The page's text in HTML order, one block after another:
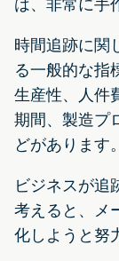
は、非常に手
時間追跡に関
る一般的な指
生産性、人件
期間、製造プ
どがあります。
ビジネスが追
考えると、メ
化しようと努